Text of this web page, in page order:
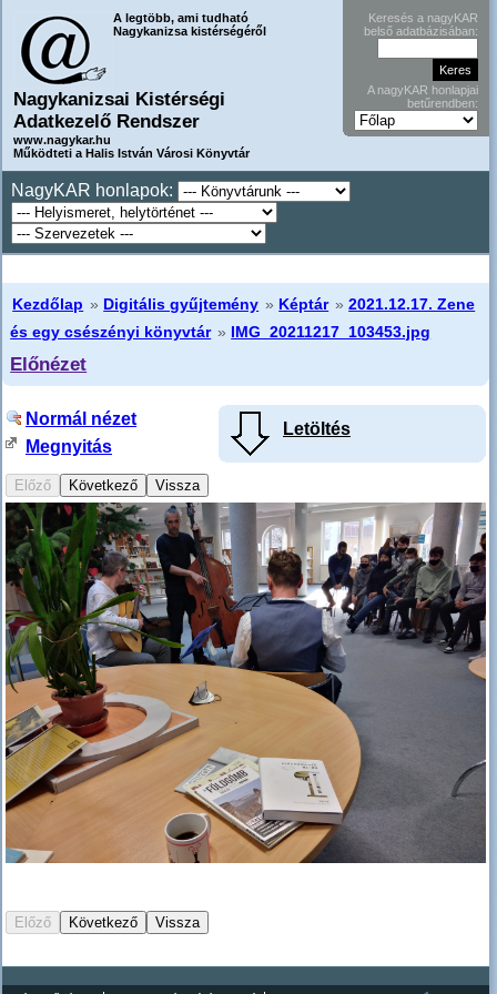
A legtöbb, ami tudható
Nagykanizsa kistérségéről
Nagykanizsai Kistérségi
Adatkezelő Rendszer
www.nagykar.hu
Működteti a Halis István Városi Könyvtár
Keresés a nagyKAR
belső adatbázisában:
A nagyKAR honlapjai
betűrendben:
NagyKAR honlapok:
Kezdőlap » Digitális gyűjtemény » Képtár »2021.12.17. Zene
és egy csészényi könyvtár » IMG_20211217_103453.jpg
Előnézet
Letöltés
Normál nézet
Megnyitás